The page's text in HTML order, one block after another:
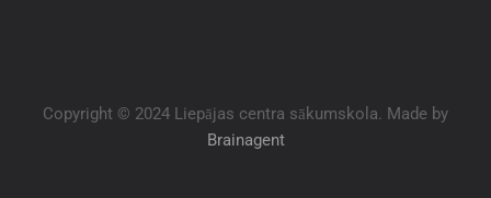
Copyright © 2024 Liepājas centra sākumskola. Made by
Brainagent